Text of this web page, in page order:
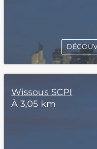
Wissous SCPI
À 3,05 km